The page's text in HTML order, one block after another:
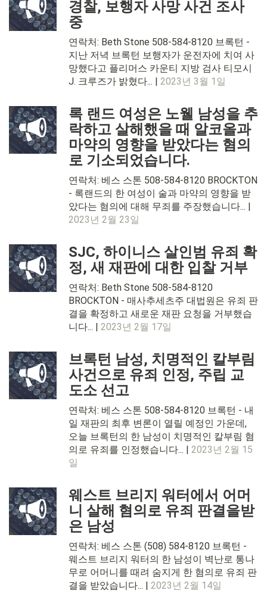
경찰, 보행자 사망 사건 조사
중
연락처: Beth Stone 508-584-8120 브록턴 -
지난 저녁 브록턴 보행자가 운전자에 치여 사
망했다고 플리머스 카운티 지방 검사 티모시
J. 크루즈가 밝혔다... | 2023년 3월 1일
록 랜드 여성은 노웰 남성을 추
락하고 살해했을 때 알코올과
마약의 영향을 받았다는 혐의
로 기소되었습니다.
연락처: 베스 스톤 508-584-8120 BROCKTON
- 록랜드의 한 여성이 술과 마약의 영향을 받
았다는 혐의에 대해 무죄를 주장했습니다... |
2023년 2월 23일
SJC, 하이니스 살인범 유죄 확
정, 새 재판에 대한 입찰 거부
연락처: Beth Stone 508-584-8120
BROCKTON - 매사추세츠주 대법원은 유죄 판
결을 확정하고 새로운 재판 요청을 거부했습
니다... | 2023년 2월 17일
브록턴 남성, 치명적인 칼부림
사건으로 유죄 인정, 주립 교
도소 선고
연락처: 베스 스톤 508-584-8120 브록턴 - 내
일 재판의 최후 변론이 열릴 예정인 가운데,
오늘 브록턴의 한 남성이 치명적인 칼부림 혐
의로 유죄를 인정했습니다... | 2023년 2월 15
일
웨스트 브리지 워터에서 어머
니 살해 혐의로 유죄 판결을받
은 남성
연락처: 베스 스톤 (508) 584-8120 브록턴 -
웨스트 브리지 워터의 한 남성이 벽난로 통나
무로 어머니를 때려 숨지게 한 혐의로 유죄 판
결을 받았습니다... | 2023년 2월 14일